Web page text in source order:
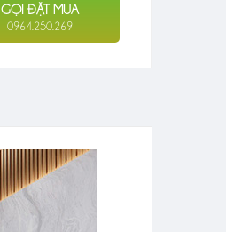
GỌI ĐẶT MUA
0964.250.269